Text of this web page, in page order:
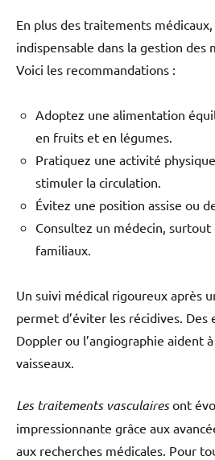
En plus des traitements
indispensable dans la gestion des
Voici les recommandations :
Adoptez une alimentation
en fruits et en légumes.
Pratiquez une activité
stimuler la circulation.
Évitez une position assise ou
Consultez un médecin, surtout
familiaux.
Un suivi médical rigoureux après
permet d’éviter les récidives. Des
Doppler ou l’angiographie aident
vaisseaux.
Les traitements vasculairesont
impressionnante grâce aux
aux recherches médicales. Pour